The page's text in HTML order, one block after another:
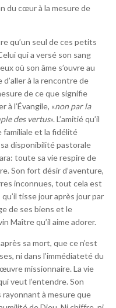
du cœur à la mesure de
qu’un seul de ces petits
qui a versé son sang
où son âme s’ouvre au
à la rencontre de
de ce que signifie
à l’Évangile, «non par la
des vertus». L’amitié qu’il
familiale et la fidélité
disponibilité pastorale
toute sa vie respire de
Son fort désir d’aventure,
inconnues, tout cela est
tisse jour après jour par
de ses biens et le
Maître qu’il aime adorer.
sa mort, que ce n’est
ni dans l’immédiateté du
missionnaire. La vie
veut l’entendre. Son
rayonnant à mesure que